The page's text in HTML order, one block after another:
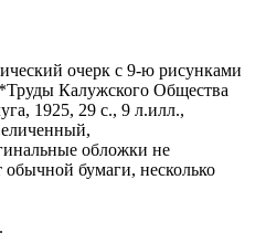
очерк с 9-ю рисунками
Калужского Общества
1925, 29 с., 9 л.илл.,
обложки не
обычной бумаги, несколько